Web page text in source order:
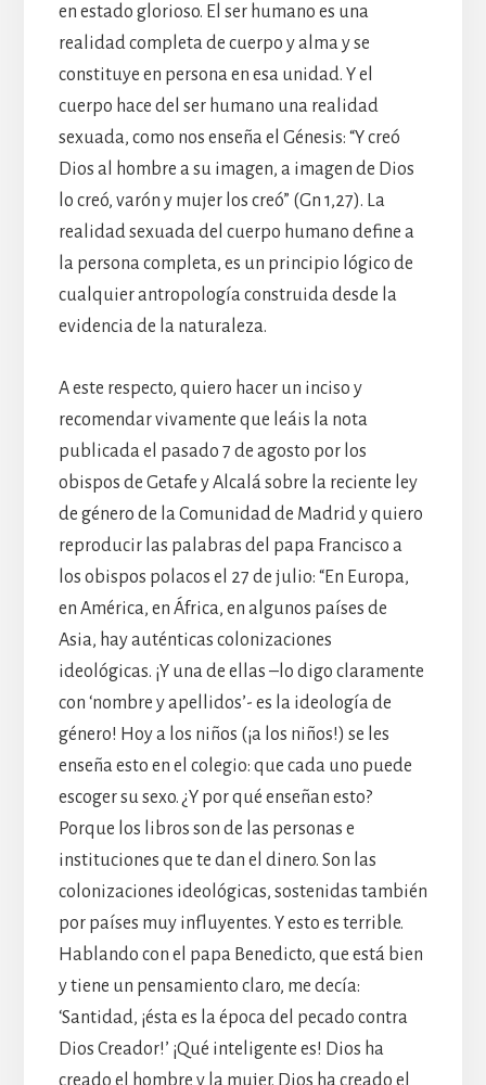
en estado glorioso. El ser humano es una
realidad completa de cuerpo y alma y se
constituye en persona en esa unidad. Y el
cuerpo hace del ser humano una realidad
sexuada, como nos enseña el Génesis: “Y creó
Dios al hombre a su imagen, a imagen de Dios
lo creó, varón y mujer los creó” (Gn 1,27). La
realidad sexuada del cuerpo humano define a
la persona completa, es un principio lógico de
cualquier antropología construida desde la
evidencia de la naturaleza.
A este respecto, quiero hacer un inciso y
recomendar vivamente que leáis la nota
publicada el pasado 7 de agosto por los
obispos de Getafe y Alcalá sobre la reciente ley
de género de la Comunidad de Madrid y quiero
reproducir las palabras del papa Francisco a
los obispos polacos el 27 de julio: “En Europa,
en América, en África, en algunos países de
Asia, hay auténticas colonizaciones
ideológicas. ¡Y una de ellas –lo digo claramente
con ‘nombre y apellidos’- es la ideología de
género! Hoy a los niños (¡a los niños!) se les
enseña esto en el colegio: que cada uno puede
escoger su sexo. ¿Y por qué enseñan esto?
Porque los libros son de las personas e
instituciones que te dan el dinero. Son las
colonizaciones ideológicas, sostenidas también
por países muy influyentes. Y esto es terrible.
Hablando con el papa Benedicto, que está bien
y tiene un pensamiento claro, me decía:
‘Santidad, ¡ésta es la época del pecado contra
Dios Creador!’ ¡Qué inteligente es! Dios ha
creado el hombre y la mujer. Dios ha creado el